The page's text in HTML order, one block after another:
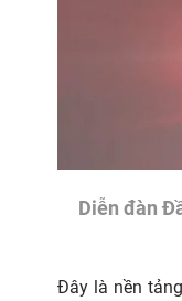
Diễn đàn
Đây là nền